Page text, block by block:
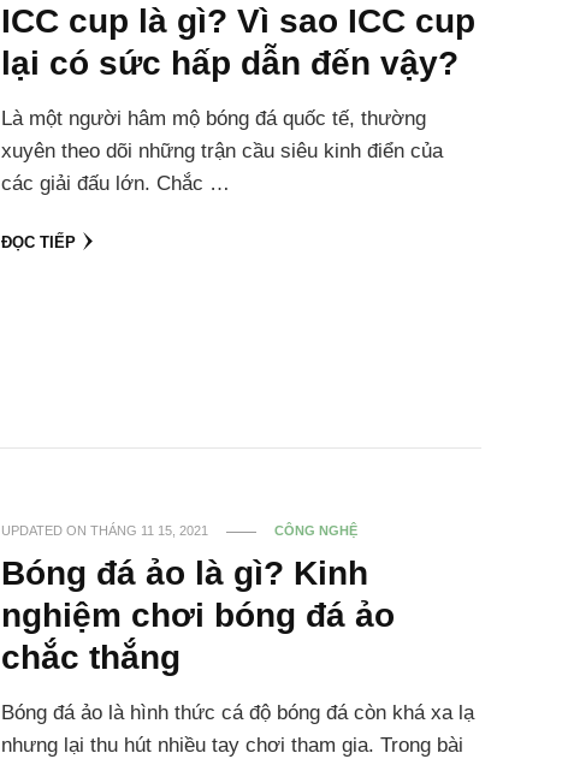
ICC cup là gì? Vì sao ICC cup
lại có sức hấp dẫn đến vậy?
Là một người hâm mộ bóng đá quốc tế, thường
xuyên theo dõi những trận cầu siêu kinh điển của
các giải đấu lớn. Chắc …
ĐỌC TIẾP
UPDATED ONTHÁNG 11 15, 2021 CÔNG NGHỆ
Bóng đá ảo là gì? Kinh
nghiệm chơi bóng đá ảo
chắc thắng
Bóng đá ảo là hình thức cá độ bóng đá còn khá xa lạ
nhưng lại thu hút nhiều tay chơi tham gia. Trong bài